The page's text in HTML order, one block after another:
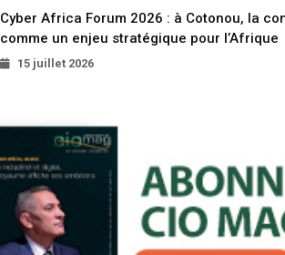
Cyber Africa Forum 2026 : à Cotonou, la
comme un enjeu stratégique pour l’Afrique
15 juillet 2026